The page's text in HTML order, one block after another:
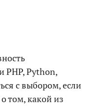
PHP, Python,
с выбором, если
том, какой из